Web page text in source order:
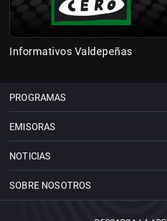
Informativos Valdepeñas
PROGRAMAS
EMISORAS
NOTICIAS
SOBRE NOSOTROS